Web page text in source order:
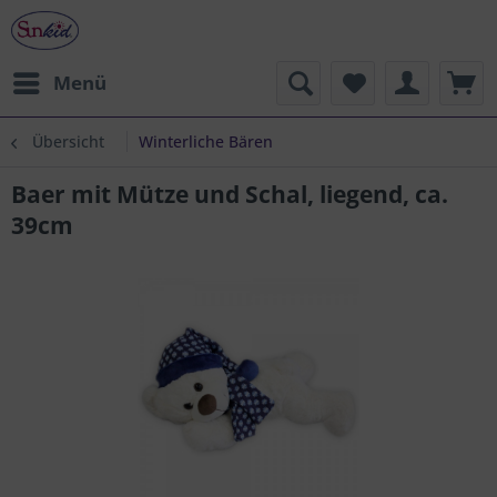
Menü
Übersicht Winterliche Bären
Baer mit Mütze und Schal, liegend, ca.
39cm